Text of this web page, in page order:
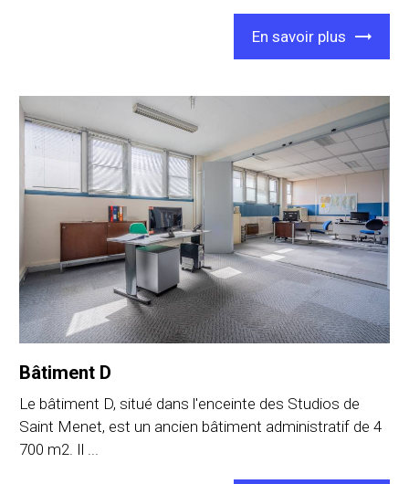
En savoir plus
Bâtiment D
Le bâtiment D, situé dans l'enceinte des Studios de
Saint Menet, est un ancien bâtiment administratif de 4
700 m2. Il ...